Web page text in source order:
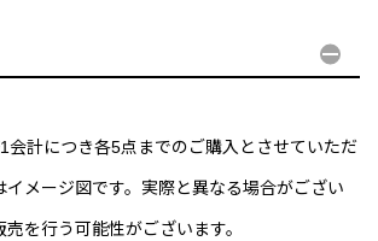
計につき各5点までのご購入とさせていただ
メージ図です。実際と異なる場合がござい
を行う可能性がございます。